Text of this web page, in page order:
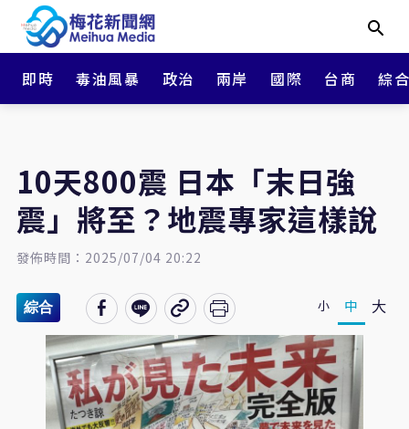
即時 毒油風暴 政治 兩岸 國際 台商 綜
10天800震 日本「末日強
震」將至？地震專家這樣說
發佈時間：2025/07/04 20:22
綜合 小 中 大